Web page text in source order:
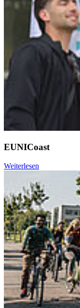
EUNICoast
Weiterlesen
Go to slide 1
Go to slide 2
Go to slide 3
Go to slide 4
Go to slide 5
Go to slide 6
Go to slide 7
Go to slide 8
Go to slide 9